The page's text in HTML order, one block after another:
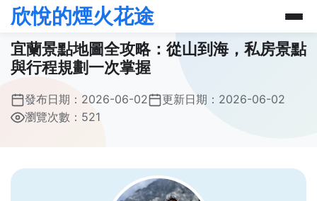
欣悅的煙火花途
宜蘭景點地圖全攻略：從山到海，私房景點
與行程規劃一次掌握
發布日期： 2026-06-02 更新日期： 2026-06-02
瀏覽次數：521